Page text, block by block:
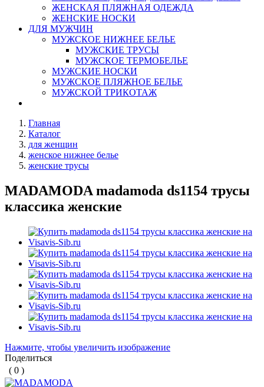
ЖЕНСКАЯ ПЛЯЖНАЯ ОДЕЖДА
ЖЕНСКИЕ НОСКИ
ДЛЯ МУЖЧИН
МУЖСКОЕ НИЖНЕЕ БЕЛЬЕ
МУЖСКИЕ ТРУСЫ
МУЖСКОЕ ТЕРМОБЕЛЬЕ
МУЖСКИЕ НОСКИ
МУЖСКОЕ ПЛЯЖНОЕ БЕЛЬЕ
МУЖСКОЙ ТРИКОТАЖ
Главная
Каталог
для женщин
женское нижнее белье
женские трусы
MADAMODA madamoda ds1154 трусы
классика женские
Нажмите, чтобы увеличить изображение
Поделиться
( 0 )